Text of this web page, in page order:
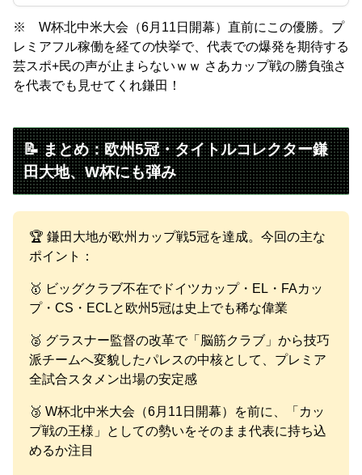
※ W杯北中米大会（6月11日開幕）直前にこの優勝。プ
レミアフル稼働を経ての快挙で、代表での爆発を期待する
芸スポ+民の声が止まらないｗｗ さあカップ戦の勝負強さ
を代表でも見せてくれ鎌田！
📝 まとめ：欧州5冠・タイトルコレクター鎌
田大地、W杯にも弾み
🏆 鎌田大地が欧州カップ戦5冠を達成。今回の主な
ポイント：
🥇 ビッグクラブ不在でドイツカップ・EL・FAカッ
プ・CS・ECLと欧州5冠は史上でも稀な偉業
🥈 グラスナー監督の改革で「脳筋クラブ」から技巧
派チームへ変貌したパレスの中核として、プレミア
全試合スタメン出場の安定感
🥉 W杯北中米大会（6月11日開幕）を前に、「カッ
プ戦の王様」としての勢いをそのまま代表に持ち込
めるか注目